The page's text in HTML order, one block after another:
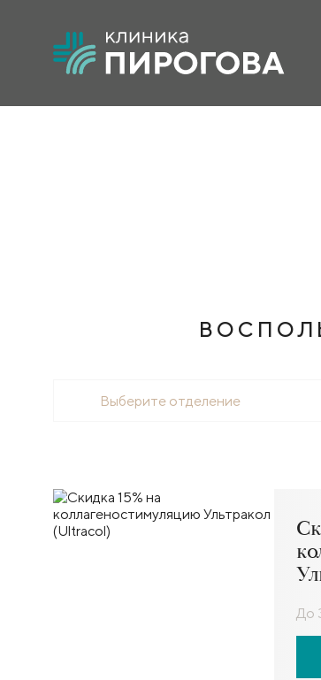
Выберите отделение
До